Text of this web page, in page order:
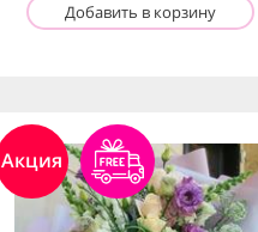
Добавить в корзину
Акция